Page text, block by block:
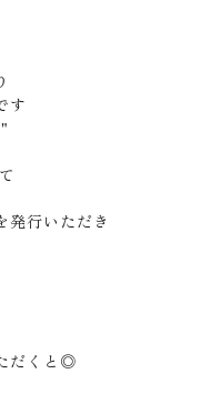
す
発行いただき
だくと◎